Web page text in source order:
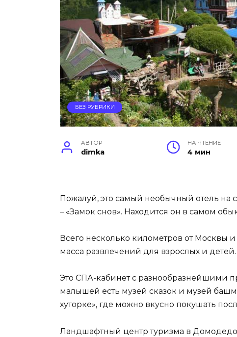
БЕЗ РУБРИКИ
АВТОР
dimka
НА ЧТЕНИЕ
4 мин
Пожалуй, это самый необычный отель на
– «Замок снов». Находится он в самом
Всего несколько километров от Москвы
масса развлечений для взрослых и детей.
Это СПА-кабинет с разнообразнейшими
малышей есть музей сказок и музей
хуторке», где можно вкусно покушать
Ландшафтный центр туризма в